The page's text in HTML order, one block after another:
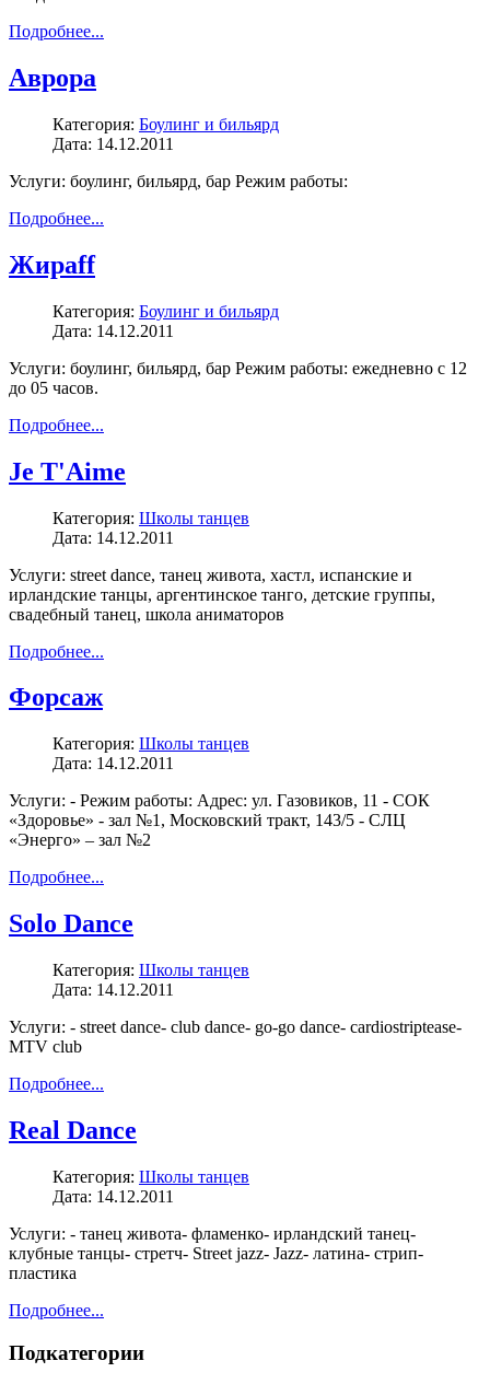
Подробнее...
Аврора
Категория: Боулинг и бильярд
Дата: 14.12.2011
Услуги: боулинг, бильярд, бар Режим работы:
Подробнее...
Жираff
Категория: Боулинг и бильярд
Дата: 14.12.2011
Услуги: боулинг, бильярд, бар Режим работы: ежедневно с 12
до 05 часов.
Подробнее...
Je T'Aime
Категория: Школы танцев
Дата: 14.12.2011
Услуги: street dance, танец живота, хастл, испанские и
ирландские танцы, аргентинское танго, детские группы,
свадебный танец, школа аниматоров
Подробнее...
Форсаж
Категория: Школы танцев
Дата: 14.12.2011
Услуги: - Режим работы: Адрес: ул. Газовиков, 11 - СОК
«Здоровье» - зал №1, Московский тракт, 143/5 - СЛЦ
«Энерго» – зал №2
Подробнее...
Solo Dance
Категория: Школы танцев
Дата: 14.12.2011
Услуги: - street dance- club dance- go-go dance- cardiostriptease-
MTV club
Подробнее...
Real Dance
Категория: Школы танцев
Дата: 14.12.2011
Услуги: - танец живота- фламенко- ирландский танец-
клубные танцы- стретч- Street jazz- Jazz- латина- стрип-
пластика
Подробнее...
Подкатегории